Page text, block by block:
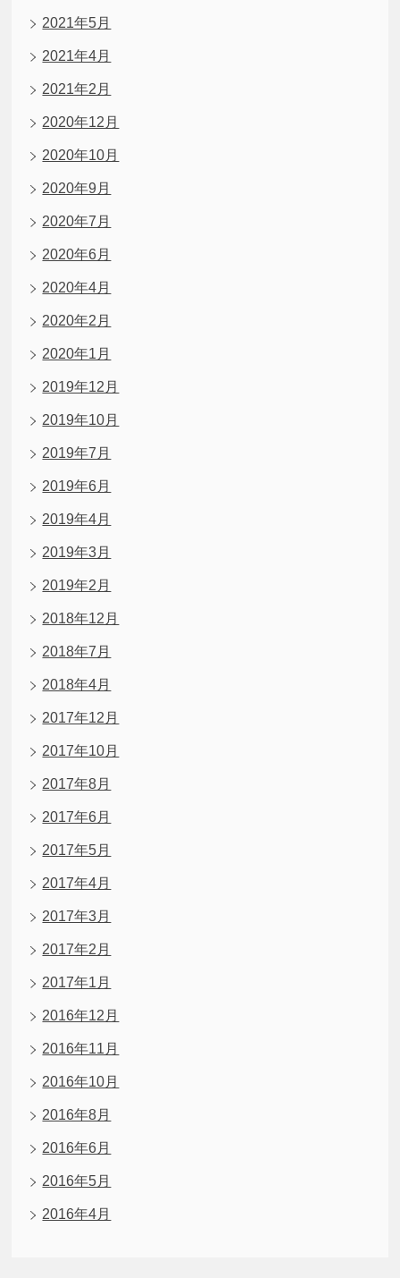
2021年5月
2021年4月
2021年2月
2020年12月
2020年10月
2020年9月
2020年7月
2020年6月
2020年4月
2020年2月
2020年1月
2019年12月
2019年10月
2019年7月
2019年6月
2019年4月
2019年3月
2019年2月
2018年12月
2018年7月
2018年4月
2017年12月
2017年10月
2017年8月
2017年6月
2017年5月
2017年4月
2017年3月
2017年2月
2017年1月
2016年12月
2016年11月
2016年10月
2016年8月
2016年6月
2016年5月
2016年4月